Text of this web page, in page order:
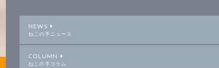
NEWS
ねこの手ニュース
COLUMN
ねこの手コラム